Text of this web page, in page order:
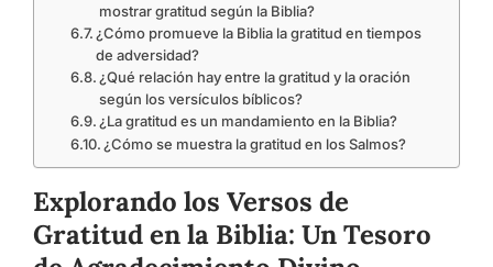
mostrar gratitud según la Biblia?
¿Cómo promueve la Biblia la gratitud en tiempos
de adversidad?
¿Qué relación hay entre la gratitud y la oración
según los versículos bíblicos?
¿La gratitud es un mandamiento en la Biblia?
¿Cómo se muestra la gratitud en los Salmos?
Explorando los Versos de
Gratitud en la Biblia: Un Tesoro